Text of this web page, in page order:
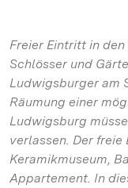
Freier Eintritt in
Schlösser und
Ludwigsburger am
Räumung einer
Ludwigsburg
verlassen. Der
Keramikmuseum,
Appartement. In